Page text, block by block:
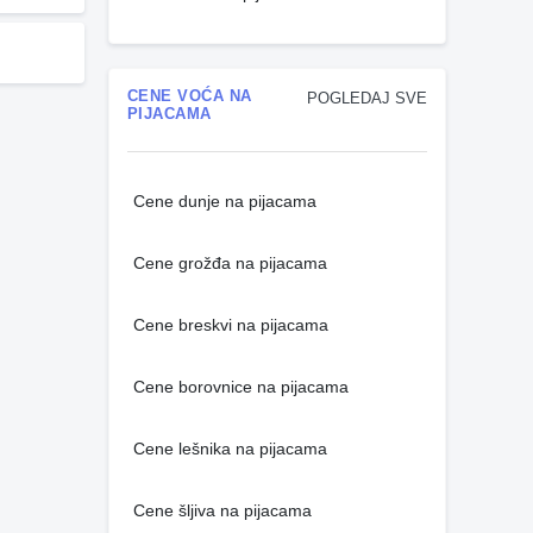
POGLEDAJ SVE
CENE VOĆA NA
PIJACAMA
Cene dunje na pijacama
Cene grožđa na pijacama
Cene breskvi na pijacama
Cene borovnice na pijacama
Cene lešnika na pijacama
Cene šljiva na pijacama